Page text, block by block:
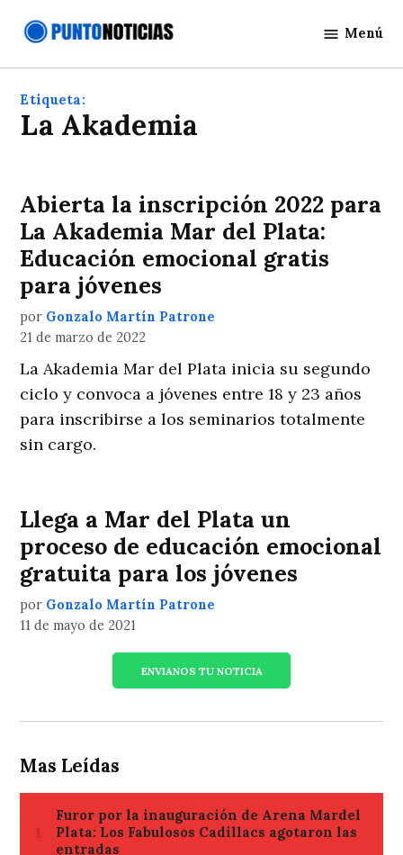
Noticias
Menú
Etiqueta:
La Akademia
Abierta la inscripción 2022 para
La Akademia Mar del Plata:
Educación emocional gratis
para jóvenes
por Gonzalo Martín Patrone
21 de marzo de 2022
La Akademia Mar del Plata inicia su segundo
ciclo y convoca a jóvenes entre 18 y 23 años
para inscribirse a los seminarios totalmente
sin cargo.
Llega a Mar del Plata un
proceso de educación emocional
gratuita para los jóvenes
por Gonzalo Martín Patrone
11 de mayo de 2021
ENVIANOS TU NOTICIA
Mas Leídas